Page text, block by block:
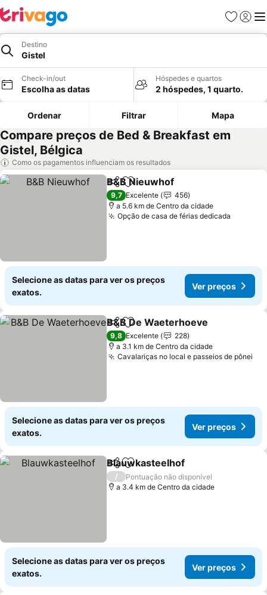
Favoritos
Iniciar
Destino
Gistel
Check-in/out
Escolha as datas
Hóspedes e quartos
2 hóspedes, 1 quarto.
Ordenar Filtrar Mapa
Compare preços de Bed & Breakfast em
Gistel, Bélgica
Como os pagamentos influenciam os resultados
PartilharAdicionar aos favoritos
B&B Nieuwhof
9,7 Excelente
456
a 5.6 km de Centro da cidade
Opção de casa de férias dedicada
Selecione as datas para ver os preços
exatos.
Ver preços
PartilharAdicionar aos favoritos
B&B De Waeterhoeve
9,8 Excelente
228
a 3.1 km de Centro da cidade
Cavalariças no local e passeios de pônei
Selecione as datas para ver os preços
exatos.
Ver preços
PartilharAdicionar aos favoritos
Blauwkasteelhof
/
Pontuação não disponível
a 3.4 km de Centro da cidade
Selecione as datas para ver os preços
exatos.
Ver preços